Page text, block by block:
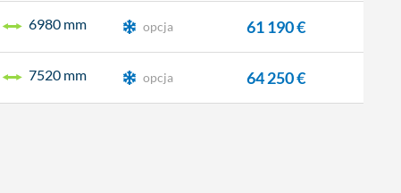
6980 mm opcja 61 190 €
7520 mm opcja 64 250 €